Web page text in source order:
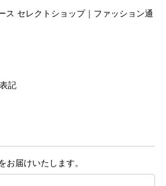
ス セレクトショップ｜ファッション通
記
お届けいたします。